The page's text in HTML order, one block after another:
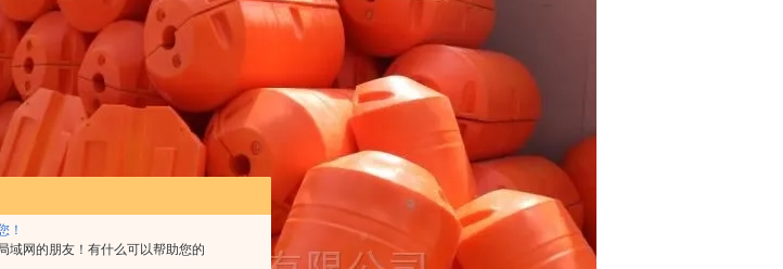
！
域网的朋友！有什么可以帮助您的